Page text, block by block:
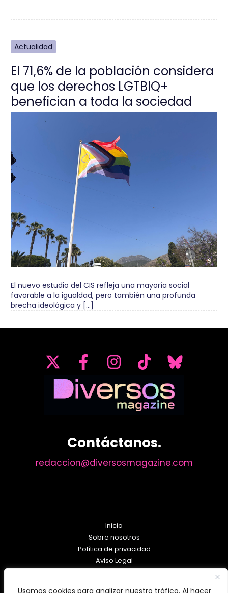
Usamos cookies para analizar nuestro tráfico. Al hacer
Actualidad
El 71,6% de la población considera
que los derechos LGTBIQ+
benefician a toda la sociedad
El nuevo estudio del CIS refleja una mayoría social
favorable a la igualdad, pero también una profunda
brecha ideológica y […]
Contáctanos.
redaccion@diversosmagazine.com
Inicio
Sobre nosotros
Política de privacidad
Aviso Legal